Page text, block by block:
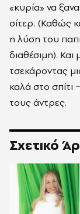
«κυρία» να
σίτερ. (Καθώς
η λύση του
διαθέσιμη).
τσεκάροντας
καλά στο
τους άντρες.
Σχετικό